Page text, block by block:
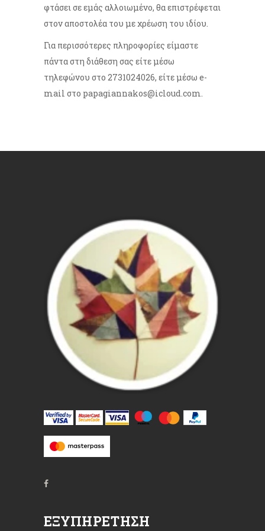
φτάσει σε εμάς αλλοιωμένο, θα επιστρέφεται
στον αποστολέα του με χρέωση του ιδίου.
​Για περισσότερες πληροφορίες είμαστε
πάντα στη διάθεση σας είτε μέσω
τηλεφώνου στο 2731024026, είτε μέσω e-
mail στο papagiannakos@icloud.com
ΕΞΥΠΗΡΈΤΗΣΗ